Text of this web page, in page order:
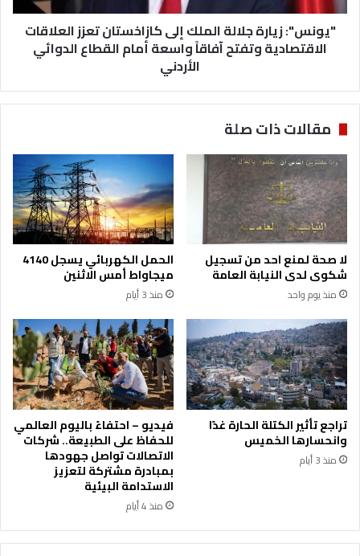
ب
1
.
%
ف
ي
8
أ
ش
ه
ر
ي
ل
ل
ل
م
ل
ك
إ
ل
ى
ك
ا
ز
ا
خ
س
ت
ا
ن
ت
ع
ل
"يونس": زيارة جلالة الملك إلى كازاخستان تعزز العلاقات
الاقتصادية وتفتح آفاقاً واسعة أمام القطاع الدوائي
الأردني
مقالات ذات صلة
لا صحة لمنع احد من تسجيل
شكوى لدى النيابة العامة
منذ يوم واحد
الحمل الكهربائي يسجل 4140
ميجاواط أمس الاثنين
منذ 3 أيام
تراجع تأثير الكتلة الحارة غدًا
وانحسارها الخميس
منذ 3 أيام
فيديو – احتفاءً باليوم العالمي
للحفاظ على الطبيعة.. شركات
الاتصالات تواصل جهودها
بمبادرة مشتركة لتعزيز
الاستدامة البيئية
منذ 4 أيام